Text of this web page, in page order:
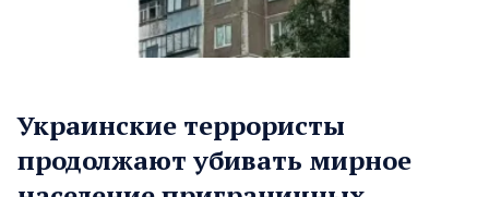
Украинские террористы
продолжают убивать мирное